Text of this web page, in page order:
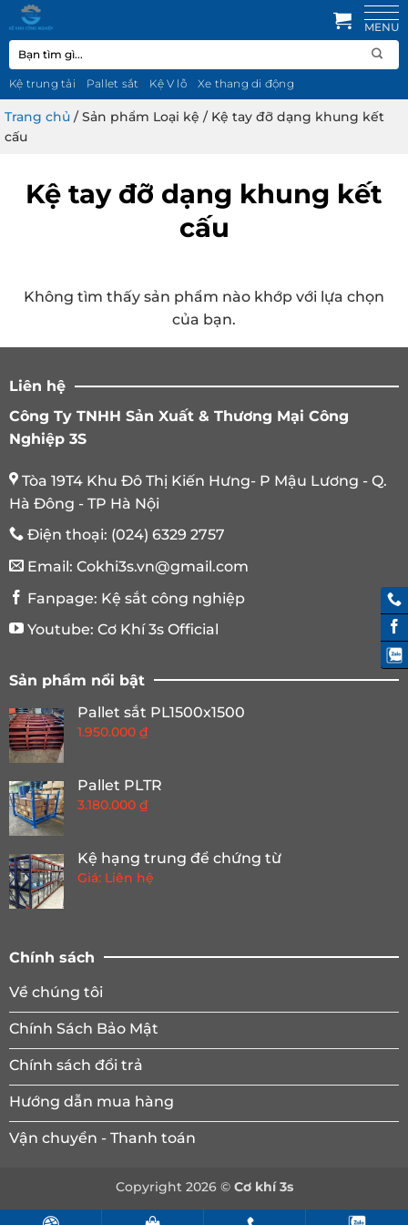
qua
nội
dung
Tìm
kiếm:
Kệ trung tải Pallet sắt Kệ V lỗ Xe thang di động
Trang chủ /Sản phẩm Loại kệ / Kệ tay đỡ dạng khung kết
cấu
Kệ tay đỡ dạng khung kết
cấu
Không tìm thấy sản phẩm nào khớp với lựa chọn
của bạn.
Liên hệ
Công Ty TNHH Sản Xuất & Thương Mại Công
Nghiệp 3S
Tòa 19T4 Khu Đô Thị Kiến Hưng- P Mậu Lương - Q.
Hà Đông - TP Hà Nội
Điện thoại: (024) 6329 2757
Email: Cokhi3s.vn@gmail.com
Fanpage: Kệ sắt công nghiệp
Youtube: Cơ Khí 3s Official
Sản phẩm nổi bật
Pallet sắt PL1500x1500
1.950.000 ₫
Pallet PLTR
3.180.000 ₫
Kệ hạng trung để chứng từ
Giá: Liên hệ
Chính sách
Về chúng tôi
Chính Sách Bảo Mật
Chính sách đổi trả
Hướng dẫn mua hàng
Vận chuyển - Thanh toán
Copyright 2026 © Cơ khí 3s